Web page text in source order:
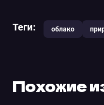
Теги: облако
Похожие